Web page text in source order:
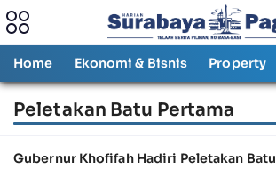
Home Ekonomi & Bisnis Property
Peletakan Batu Pertama
Gubernur Khofifah Hadiri Peletakan Batu